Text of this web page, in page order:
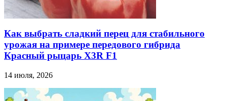
Как выбрать сладкий перец для стабильного
урожая на примере передового гибрида
Красный рыцарь X3R F1
14 июля, 2026